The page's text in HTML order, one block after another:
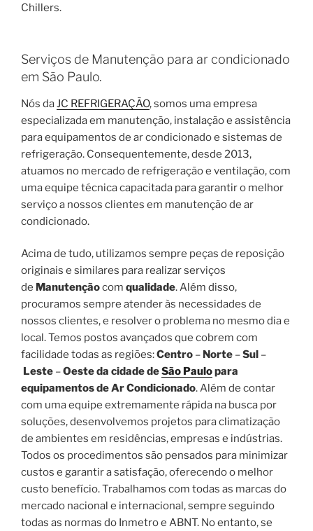
Chillers.
Serviços de Manutenção para ar condicionado
em São Paulo.
Nós daJC REFRIGERAÇÃO, somos uma empresa
especializada em manutenção, instalação e assistência
para equipamentos de ar condicionado e sistemas de
refrigeração. Consequentemente, desde 2013,
atuamos no mercado de refrigeração e ventilação, com
uma equipe técnica capacitada para garantir o melhor
serviço a nossos clientes em manutenção de ar
condicionado.
Acima de tudo, utilizamos sempre peças de reposição
originais e similares para realizar serviços
de Manutençãocom qualidade. Além disso,
procuramos sempre atender às necessidades de
nossos clientes, e resolver o problema no mesmo dia e
local. Temos postos avançados que cobrem com
facilidade todas as regiões:Centro – Norte –Sul –
Leste –Oeste da cidade deSão Paulopara
equipamentos de Ar Condicionado. Além de contar
com uma equipe extremamente rápida na busca por
soluções, desenvolvemos projetos para climatização
de ambientes em residências, empresas e indústrias.
Todos os procedimentos são pensados para minimizar
custos e garantir a satisfação, oferecendo o melhor
custo benefício. Trabalhamos com todas as marcas do
mercado nacional e internacional, sempre seguindo
todas as normas do Inmetro e ABNT. No entanto, se